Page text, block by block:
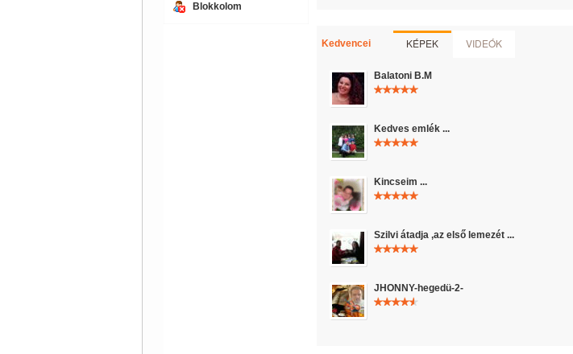
Blokkolom
Kedvencei KÉPEK VIDEÓK
Balatoni B.M
Kedves emlék ...
Kincseim ...
Szilvi átadja ,az első lemezét ...
JHONNY-hegedü-2-